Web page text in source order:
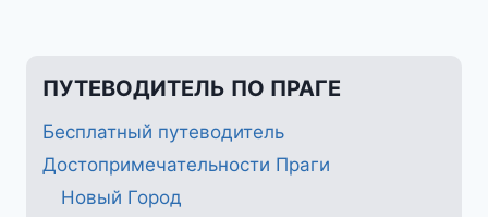
ПУТЕВОДИТЕЛЬ ПО ПРАГЕ
Бесплатный путеводитель
Достопримечательности Праги
Новый Город